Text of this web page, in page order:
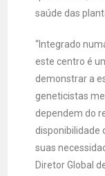
saúde das
“Integrado
este centro é
demonstrar a
geneticistas
dependem do
disponibilidade
suas
Diretor Global